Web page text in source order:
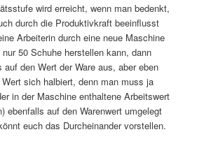
wird erreicht, wenn man bedenkt,
durch die Produktivkraft beeinflusst
Arbeiterin durch eine neue Maschine
50 Schuhe herstellen kann, dann
den Wert der Ware aus, aber eben
sich halbiert, denn man muss ja
in der Maschine enthaltene Arbeitswert
ebenfalls auf den Warenwert umgelegt
euch das Durcheinander vorstellen.